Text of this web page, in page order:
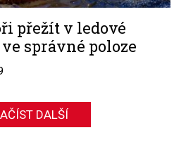
přežít v ledové
správné poloze
DALŠÍ